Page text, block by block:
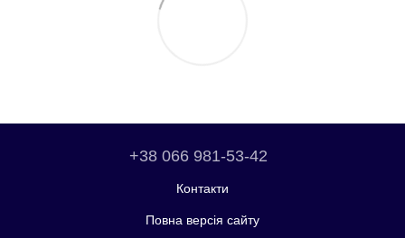
+38 066 981-53-42
Контакти
Повна версія сайту